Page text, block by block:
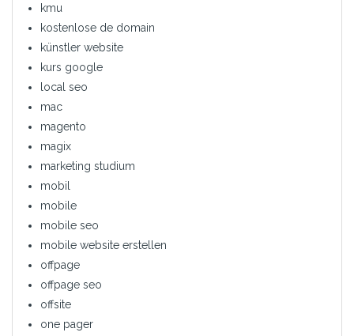
kmu
kostenlose de domain
künstler website
kurs google
local seo
mac
magento
magix
marketing studium
mobil
mobile
mobile seo
mobile website erstellen
offpage
offpage seo
offsite
one pager